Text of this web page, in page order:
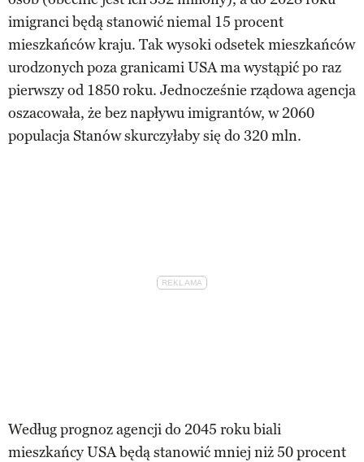
imigranci będą stanowić niemal 15 procent
mieszkańców kraju. Tak wysoki odsetek mieszkańców
urodzonych poza granicami USA ma wystąpić po raz
pierwszy od 1850 roku. Jednocześnie rządowa agencja
oszacowała, że bez napływu imigrantów, w 2060
populacja Stanów skurczyłaby się do 320 mln.
Według prognoz agencji do 2045 roku biali
mieszkańcy USA będą stanowić mniej niż 50 procent